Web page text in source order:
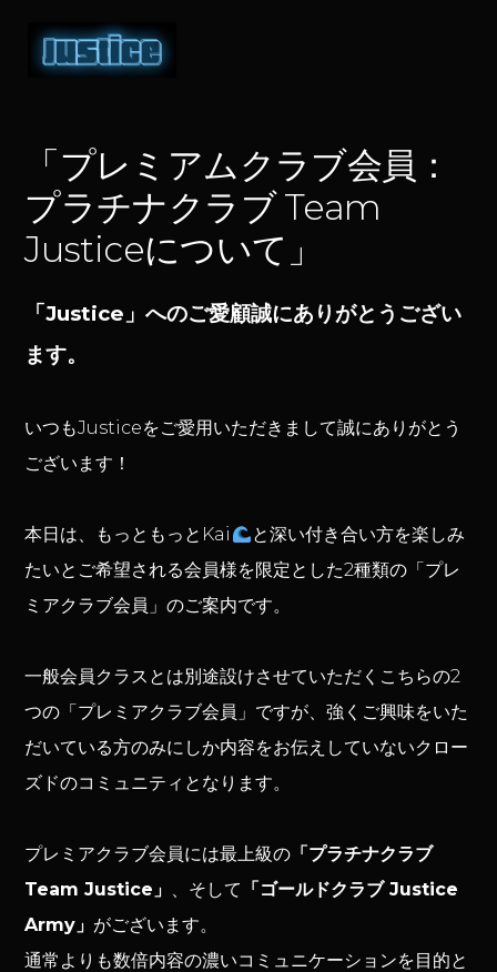
primary
main
footer
「プレミアムクラブ会員：
プラチナクラブ Team
Justiceについて」
「Justice」へのご愛顧誠にありがとうござい
ます。
いつもJusticeをご愛用いただきまして誠にありがとう
ございます！
本日は、もっともっとKai
と深い付き合い方を楽しみ
たいとご希望される会員様を限定とした2種類の「プレ
ミアクラブ会員」のご案内です。
一般会員クラスとは別途設けさせていただくこちらの2
つの「プレミアクラブ会員」ですが、強くご興味をいた
だいている方のみにしか内容をお伝えしていないクロー
ズドのコミュニティとなります。
プレミアクラブ会員には最上級の 「プラチナクラブ
Team Justice」 、そして 「ゴールドクラブ Justice
Army」 がございます。
通常よりも数倍内容の濃いコミュニケーションを目的と